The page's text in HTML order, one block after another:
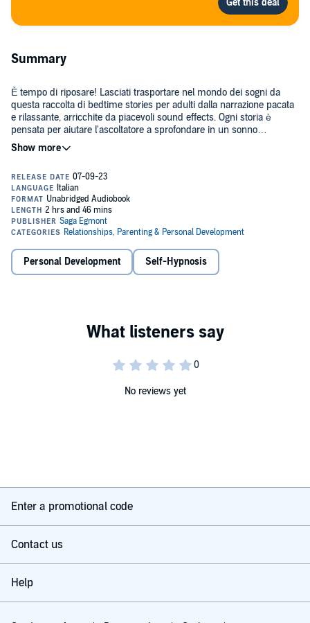
Summary
È tempo di riposare! Lasciati trasportare nel mondo dei sogni da
questa raccolta di bedtime stories per adulti dalla narrazione pacata
e rilassante, arricchite da piacevoli sound effects. Ogni storia è
pensata per aiutare l'ascoltatore a sprofondare in un sonno
profondo. Cosa aspetti allora? Scegli la tua preferita, chiudi gli occhi
e lasciati guidare dalle parole...
preparazione di una squisita torta al cioccolato o della spiegazione
delle origini del burraco, del racconto dell'antica battaglia di
Maratona, della descrizione di una costellazione o del volo
immaginifico a bordo di una nuvola, l'unica cosa certa è che queste
storie della buonanotte ti assicureranno un sonno profondo, felice e
ristoratore.
SleepyCast. Storie per dormire meglioè una serie di audiolibri di
favorire un sereno riposo. Lasciati cullare dalla voce narrante e dagli
effetti sonori, e immergiti in mondi rassicuranti e tranquilli.
pubblicati da alcune delle maggiori case editrici italiane e tradotti in
Olanda, Germania e Bulgaria.
©2023 SAGA Egmont (P)2023 SAGA Egmont
Personal Development Self-Hypnosis
No reviews yet
Enter a promotional code
Contact us
Help